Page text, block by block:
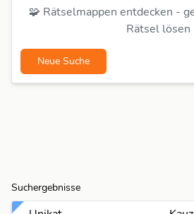
🧩 Rätselmappen entdecken -
Rätsel lösen
Neue Suche
Suchergebnisse